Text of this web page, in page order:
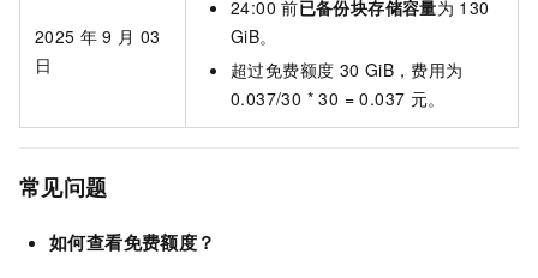
2025 年 9 月 03
日
24:00 前已备份块存储容量为 130
GiB。
超过免费额度 30 GiB，费用为
0.037/30 * 30 = 0.037 元。
常见问题
如何查看免费额度？